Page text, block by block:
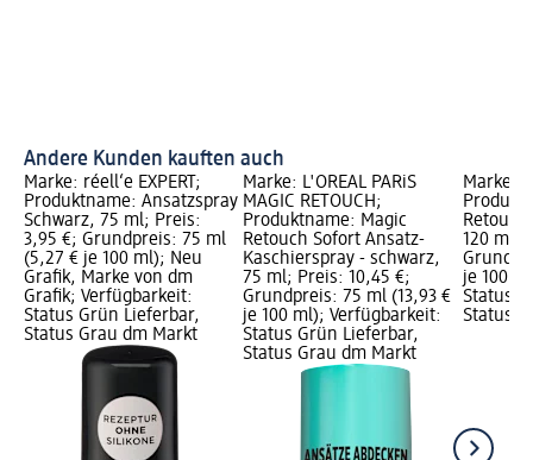
Andere Kunden kauften auch
Marke: réell‘e EXPERT;
Produktname: Ansatzspray
Schwarz, 75 ml; Preis:
3,95 €; Grundpreis: 75 ml
(5,27 € je 100 ml); Neu
Grafik, Marke von dm
Grafik; Verfügbarkeit:
Status Grün Lieferbar,
Status Grau dm Markt
Marke: L'ORÉAL PARiS
MAGIC RETOUCH;
Produktname: Magic
Retouch Sofort Ansatz-
Kaschierspray - schwarz,
75 ml; Preis: 10,45 €;
Grundpreis: 75 ml (13,93 €
je 100 ml); Verfügbarkeit:
Status Grün Lieferbar,
Status Grau dm Markt
Marke:
120 ml;
je 100
Status
Status